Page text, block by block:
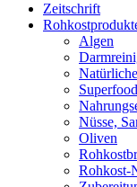
Zeitschrift
Algen
Nüsse,
Oliven
Rohkost-